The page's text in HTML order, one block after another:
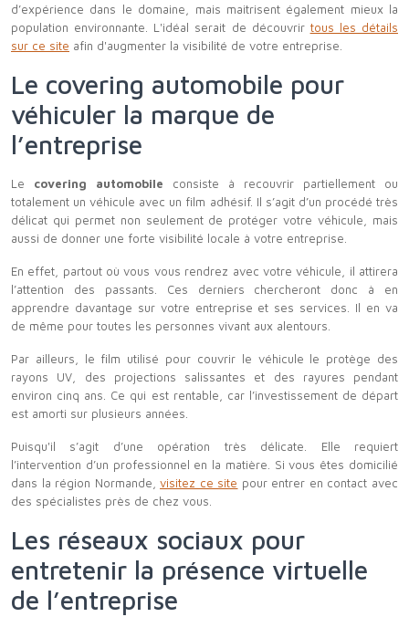
d’expérience dans le domaine, mais maitrisent également mieux la
population environnante. L'idéal serait de découvrir tous les détails
sur ce site afin d'augmenter la visibilité de votre entreprise.
Le covering automobile pour
véhiculer la marque de
l’entreprise
Le covering automobile consiste à recouvrir partiellement ou
totalement un véhicule avec un film adhésif. Il s’agit d’un procédé très
délicat qui permet non seulement de protéger votre véhicule, mais
aussi de donner une forte visibilité locale à votre entreprise.
En effet, partout où vous vous rendrez avec votre véhicule, il attirera
l’attention des passants. Ces derniers chercheront donc à en
apprendre davantage sur votre entreprise et ses services. Il en va
de même pour toutes les personnes vivant aux alentours.
Par ailleurs, le film utilisé pour couvrir le véhicule le protège des
rayons UV, des projections salissantes et des rayures pendant
environ cinq ans. Ce qui est rentable, car l’investissement de départ
est amorti sur plusieurs années.
Puisqu'il s’agit d’une opération très délicate. Elle requiert
l’intervention d’un professionnel en la matière. Si vous êtes domicilié
dans la région Normande,visitez ce site pour entrer en contact avec
des spécialistes près de chez vous.
Les réseaux sociaux pour
entretenir la présence virtuelle
de l’entreprise